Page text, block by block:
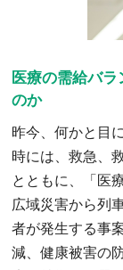
医療の需給バ
のか
昨今、何かと目
時には、救急、
とともに、「医
広域災害から列
者が発生する事
減、健康被害の